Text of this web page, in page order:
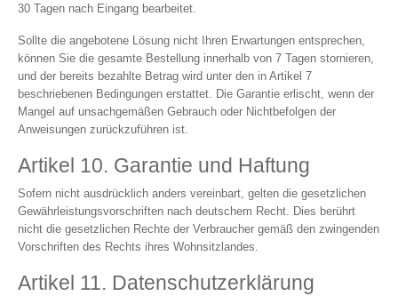
30 Tagen nach Eingang bearbeitet.
Sollte die angebotene Lösung nicht Ihren Erwartungen entsprechen,
können Sie die gesamte Bestellung innerhalb von 7 Tagen stornieren,
und der bereits bezahlte Betrag wird unter den in Artikel 7
beschriebenen Bedingungen erstattet. Die Garantie erlischt, wenn der
Mangel auf unsachgemäßen Gebrauch oder Nichtbefolgen der
Anweisungen zurückzuführen ist.
Artikel 10. Garantie und Haftung
Sofern nicht ausdrücklich anders vereinbart, gelten die gesetzlichen
Gewährleistungsvorschriften nach deutschem Recht. Dies berührt
nicht die gesetzlichen Rechte der Verbraucher gemäß den zwingenden
Vorschriften des Rechts ihres Wohnsitzlandes.
Artikel 11. Datenschutzerklärung